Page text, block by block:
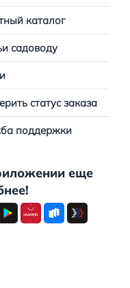
каталог
садоводу
статус заказа
поддержки
еще